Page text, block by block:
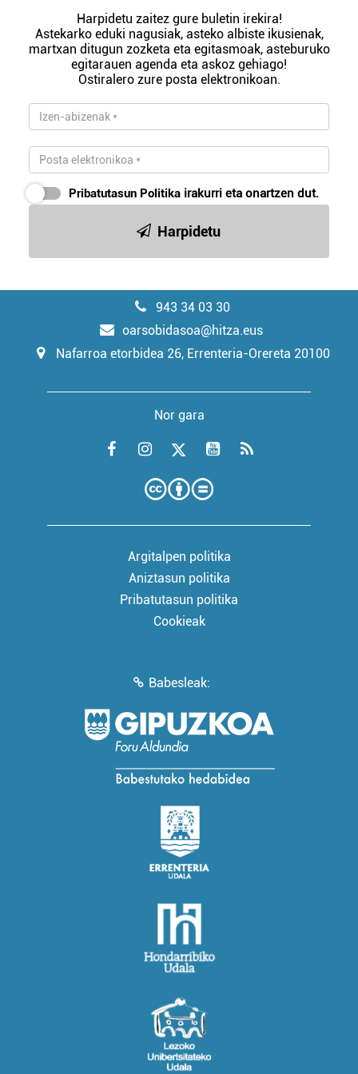
Harpidetu zaitez gure buletin irekira!
Astekarko eduki nagusiak, asteko albiste ikusienak,
martxan ditugun zozketa eta egitasmoak, asteburuko
egitarauen agenda eta askoz gehiago!
Ostiralero zure posta elektronikoan.
Pribatutasun Politika irakurri eta onartzen dut.
Harpidetu
943 34 03 30
oarsobidasoa@hitza.eus
Nafarroa etorbidea 26, Errenteria-Orereta 20100
Nor gara
Argitalpen politika
Aniztasun politika
Pribatutasun politika
Cookieak
Babesleak: